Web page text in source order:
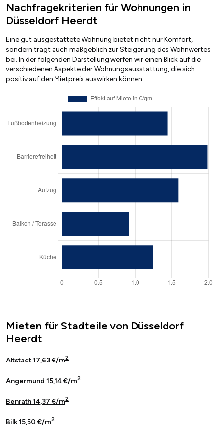
Nachfragekriterien für Wohnungen in
Düsseldorf Heerdt
Eine gut ausgestattete Wohnung bietet nicht nur Komfort,
sondern trägt auch maßgeblich zur Steigerung des Wohnwertes
bei. In der folgenden Darstellung werfen wir einen Blick auf die
verschiedenen Aspekte der Wohnungsausstattung, die sich
positiv auf den Mietpreis auswirken können:
Mieten für Stadteile von Düsseldorf
Heerdt
Altstadt 17,63 €/m2
Angermund 15,14 €/m2
Benrath 14,37 €/m2
Bilk 15,50 €/m2